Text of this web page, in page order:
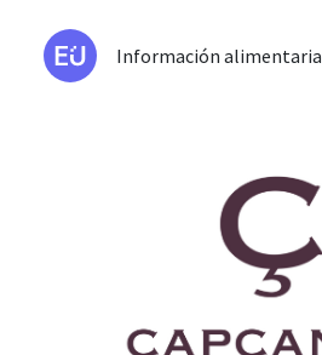
Información alimentaria